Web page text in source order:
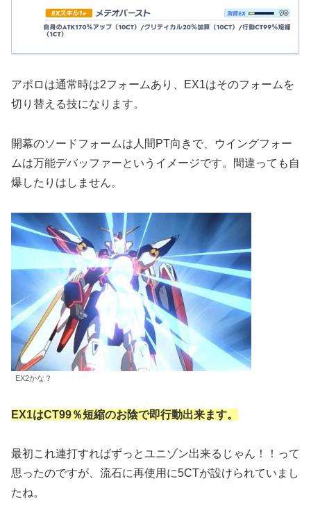
アポロは通常時は2フォームあり、EX1はそのフォームを
切り替える技になります。
開幕のソードフォームは人間PT向きで、ウイングフォー
ムは万能デバッファーというイメージです。間違っても自
爆したりはしません。
EX2かな？
EX1はCT99％短縮のお陰で即行動出来ます。
最初これ連打すればずっとユニゾン出来るじゃん！！って
思ったのですが、流石に再使用に5CTが設けられていまし
たね。